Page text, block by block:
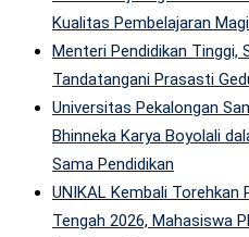
Kualitas Pembelajaran
Menteri Pendidikan Tinggi,
Tandatangani Prasasti
Universitas Pekalongan
Bhinneka Karya Boyolali
Sama Pendidikan
UNIKAL Kembali Torehkan
Tengah 2026, Mahasiswa